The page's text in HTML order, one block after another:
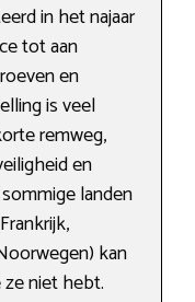
in het najaar
tot aan
en
is veel
remweg,
en
landen
kan
niet hebt.